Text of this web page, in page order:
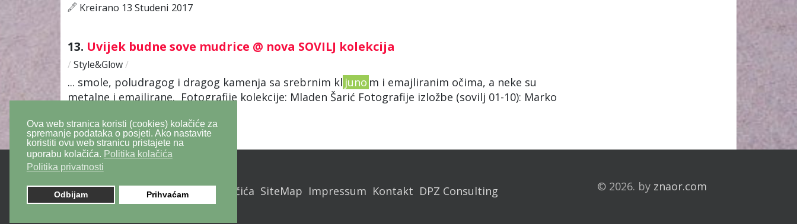
Ova web stranica koristi (cookies) kolačiće za
spremanje podataka o posjeti. Ako nastavite
koristiti ovu web stranicu pristajete na
uporabu kolačića. Politika kolačića
Politika privatnosti
Odbijam Prihvaćam
Kreirano 13 Studeni 2017
13. Uvijek budne sove mudrice @ nova SOVILJ kolekcija
/ Style&Glow/
... smole, poludragog i dragog kamenja sa srebrnim kl juno m i emajliranim očima, a neke su
metalne i emajlirane. Fotografije kolekcije: Mladen Šarić Fotografije izložbe (sovilj 01-10): Marko
Kreirano 05 Svibanj 2017
Politika privatnosti Politika kolačića SiteMap Impressum Kontakt DPZ Consulting © 2026. by znaor.com